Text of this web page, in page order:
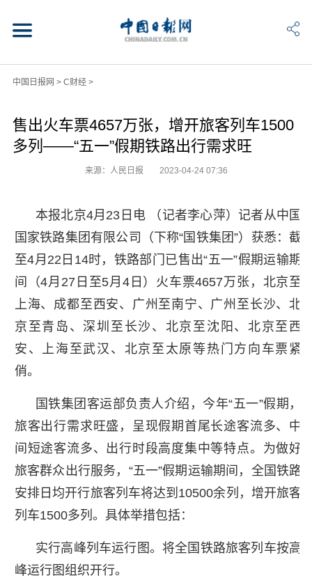
中国日报网 > C财经>
售出火车票4657万张，增开旅客列车1500
多列——“五一”假期铁路出行需求旺
来源：人民日报 2023-04-24 07:36
本报北京4月23日电 （记者李心萍）记者从中国
国家铁路集团有限公司（下称“国铁集团”）获悉：截
至4月22日14时，铁路部门已售出“五一”假期运输期
间（4月27日至5月4日）火车票4657万张，北京至
上海、成都至西安、广州至南宁、广州至长沙、北
京至青岛、深圳至长沙、北京至沈阳、北京至西
安、上海至武汉、北京至太原等热门方向车票紧
俏。
国铁集团客运部负责人介绍，今年“五一”假期，
旅客出行需求旺盛，呈现假期首尾长途客流多、中
间短途客流多、出行时段高度集中等特点。为做好
旅客群众出行服务，“五一”假期运输期间，全国铁路
安排日均开行旅客列车将达到10500余列，增开旅客
列车1500多列。具体举措包括：
实行高峰列车运行图。将全国铁路旅客列车按高
峰运行图组织开行。